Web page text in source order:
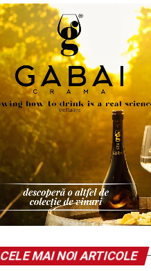
CELE MAI NOI ARTICOLE